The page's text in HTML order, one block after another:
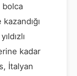
bolca
kadar
İtalyan